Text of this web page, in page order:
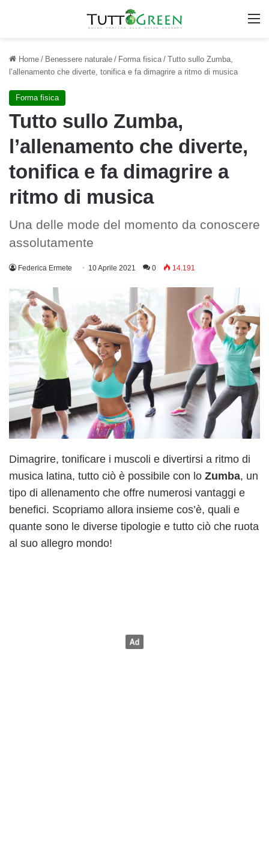
Home / Benessere naturale / Forma fisica / Tutto sullo Zumba,
l’allenamento che diverte, tonifica e fa dimagrire a ritmo di musica
Forma fisica
Tutto sullo Zumba,
l’allenamento che diverte,
tonifica e fa dimagrire a
ritmo di musica
Una delle mode del momento da conoscere
assolutamente
Federica Ermete 10 Aprile 2021 0 14.191
Dimagrire, tonificare i muscoli e divertirsi a ritmo di
musica latina, tutto ciò è possibile con lo Zumba, un
tipo di allenamento che offre numerosi vantaggi e
benefici. Scopriamo allora insieme cos’è, quali e
quante sono le diverse tipologie e tutto ciò che ruota
al suo allegro mondo!